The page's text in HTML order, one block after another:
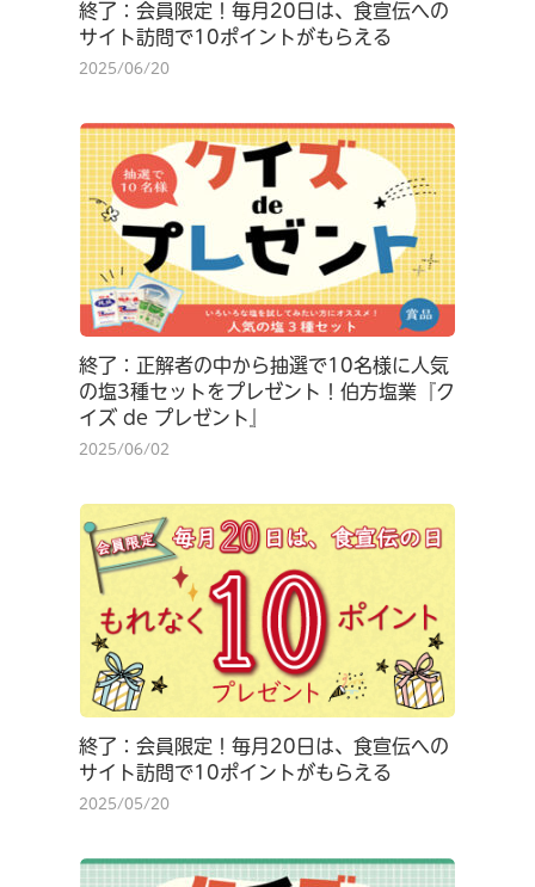
終了：会員限定！毎月20日は、食宣伝への
サイト訪問で10ポイントがもらえる
2025/06/20
終了：正解者の中から抽選で10名様に人気
の塩3種セットをプレゼント！伯方塩業『ク
イズ de プレゼント』
2025/06/02
終了：会員限定！毎月20日は、食宣伝への
サイト訪問で10ポイントがもらえる
2025/05/20